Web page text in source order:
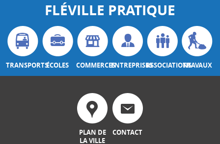
FLÉVILLE PRATIQUE
TRANSPORTSÉCOLES COMMERCESENTREPRISESASSOCIATIONSTRAVAUX
PLAN DE
LA VILLE
CONTACT